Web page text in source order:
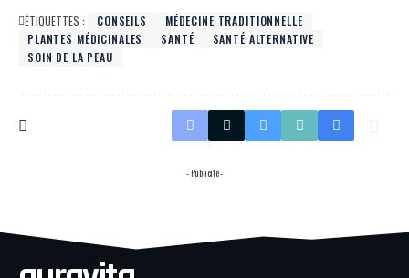
ÉTIQUETTES : CONSEILS
MÉDECINE TRADITIONNELLE
PLANTES MÉDICINALES
SANTÉ
SANTÉ ALTERNATIVE
SOIN DE LA PEAU
- Publicité -